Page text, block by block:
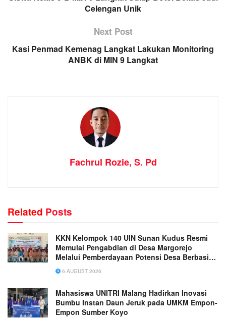
Celengan Unik
Next Post
Kasi Penmad Kemenag Langkat Lakukan Monitoring
ANBK di MIN 9 Langkat
Fachrul Rozie, S. Pd
Related Posts
KKN Kelompok 140 UIN Sunan Kudus Resmi
Memulai Pengabdian di Desa Margorejo
Melalui Pemberdayaan Potensi Desa Berbasis
Ekoteologi
6 AUGUST 2026
Mahasiswa UNITRI Malang Hadirkan Inovasi
Bumbu Instan Daun Jeruk pada UMKM Empon-
Empon Sumber Koyo